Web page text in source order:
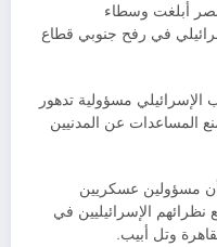
أبلغت وسطاء
في رفح جنوبي قطاع
مسؤولية تدهور
المساعدات عن المدنيين
مسؤولين عسكريين
الإسرائيليين في
وتل أبيب.